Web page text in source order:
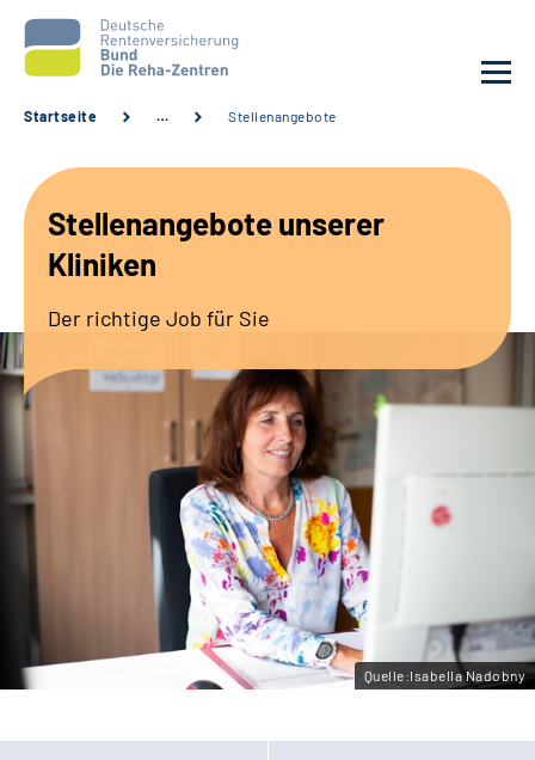
Unsere Kliniken
Sozialdienste & Zuweisende
Erweiterte Suche
Gebärdensprache
Leichte Sprache
Startseite … Stellenangebote
Stellenangebote unserer
Kliniken
Der richtige Job für Sie
Quelle:Isabella Nadobny